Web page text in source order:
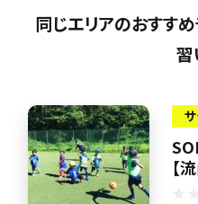
同じエリアのおすすめ
習
【